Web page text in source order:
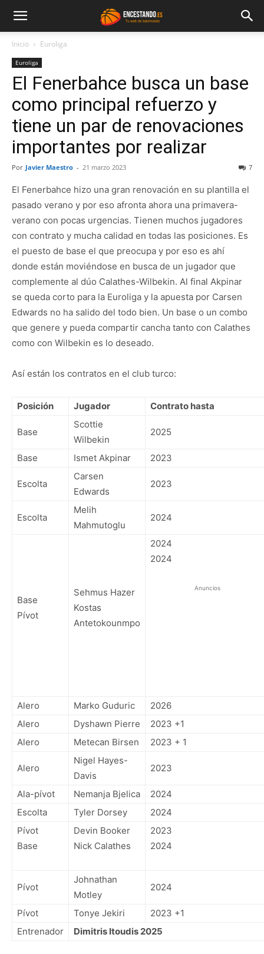
Inicio Euroliga
Euroliga
El Fenerbahce busca un base
como principal refuerzo y
tiene un par de renovaciones
importantes por realizar
Por Javier Maestro - 21 marzo 2023 7
El Fenerbahce hizo una gran renovación en su plantilla el
pasado verano y por eso afronta ahora una primavera-
verano con pocas urgencias. Tienen muchos jugadores
con contrato y mucha calidad en todas las posiciones. Es
el puesto de base el que preocupa y por eso es ahí
donde están moviéndose en busca de un jugador que
complemente al dúo Calathes-Wilbekin. Al final Akpinar
se queda corto para la Euroliga y la apuesta por Carsen
Edwards no ha salido del todo bien. Un base o un combo
que genere y pueda compartir cancha tanto con Calathes
como con Wilbekin es lo deseado.
Así están los contratos en el club turco:
Posición Jugador Contrato hasta
Base
Scottie
Wilbekin
2025
Base Ismet Akpinar 2023
Escolta
Carsen
Edwards
2023
Escolta
Melih
Mahmutoglu
2024
Base
Pívot
Sehmus Hazer
Kostas
Antetokounmpo
2024
2024
Anuncios
Alero Marko Guduric
2026
Alero
Dyshawn Pierre
2023 +1
Alero
Metecan Birsen 2023 + 1
Alero
Nigel Hayes-
Davis
2023
Ala-pívot Nemanja Bjelica
2024
Escolta
Tyler Dorsey
2024
Pívot
Base
Devin Booker
Nick Calathes
2023
2024
Pívot
Johnathan
Motley
2024
Pívot Tonye Jekiri
2023 +1
Entrenador
Dimitris Itoudis 2025